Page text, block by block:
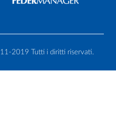
2019 Tutti i diritti riservati.